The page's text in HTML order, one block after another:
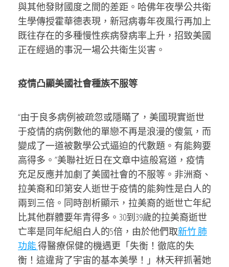
與其他發財國度之間的差距。哈佛年夜學公共衛
生學傳授霍華德表現，新冠病毒年夜風行再加上
既往存在的多種慢性疾病發病率上升，招致美國
正在經過的事況一場公共衛生災害。
疫情凸顯美國社會種族不服等
“由于良多病例被疏忽或隱瞞了，美國現實逝世
于疫情的病例數他的單戀不再是浪漫的傻氣，而
變成了一道被數學公式逼迫的代數題。有能夠要
高得多。”美聯社近日在文章中這般寫道，疫情
充足反應并加劇了美國社會的不服等。非洲裔、
拉美裔和印第安人逝世于疫情的能夠性是白人的
兩到三倍。同時剖析顯示，拉美裔的逝世亡年紀
比其他群體要年青得多。30到39歲的拉美裔逝世
亡率是同年紀組白人的5倍，由於他們取新竹 肺
功能得醫療保健的機遇更「失衡！徹底的失
衡！這違背了宇宙的基本美學！」林天秤抓著她